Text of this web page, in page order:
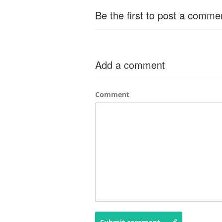
Be the first to post a
Add a comment
Comment